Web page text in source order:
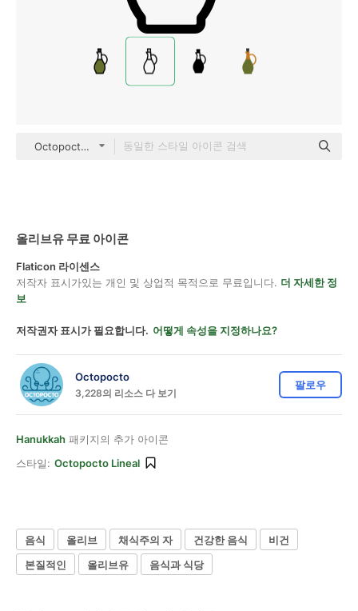
Octopocto Lineal
올리브유 무료 아이콘
Flaticon 라이센스
저작자 표시가있는 개인 및 상업적 목적으로 무료입니다. 더 자세한 정
보
저작권자 표시가 필요합니다. 어떻게 속성을 지정하나요?
Octopocto
3,228의 리소스 다 보기
팔로우
Hanukkah 패키지의 추가 아이콘
스타일: Octopocto Lineal
음식 올리브 채식주의 자 건강한 음식
비건
본질적인
올리브유 음식과 식당